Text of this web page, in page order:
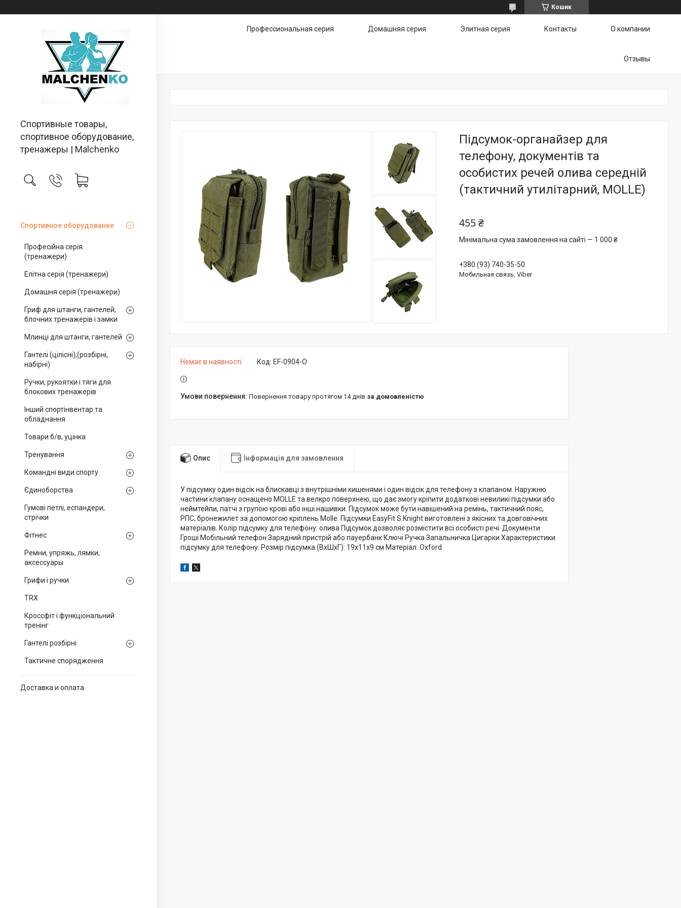
Кошик
Спортивные товары,
спортивное оборудование,
тренажеры | Malchenko
Спортивное оборудование
Професійна серія
(тренажери)
Елітна серія (тренажери)
Домашня серія (тренажери)
Гриф для штанги, гантелей,
блочних тренажерів і замки
Млинці для штанги, гантелей
Гантелі (цілісні);(розбірні,
набірні)
Ручки, рукоятки і тяги для
блокових тренажерів
Інший спортінвентар та
обладнання
Товари б/в, уцінка
Тренування
Командні види спорту
Єдиноборства
Гумові петлі, еспандери,
стрічки
Фітнес
Ремни, упряжь, лямки,
аксессуары
Грифи і ручки
TRX
Кроссфіт і функціональний
тренінг
Гантелі розбірні
Тактичне спорядження
Доставка и оплата
Профессиональная серия Домашняя серия Элитная серия Контакты О компании
Отзывы
Підсумок-органайзер для
телефону, документів та
особистих речей олива середній
(тактичний утилітарний, MOLLE)
455 ₴
Мінімальна сума замовлення на сайті — 1 000 ₴
+380 (93) 740-35-50
Мобильная связь, Viber
Немає в наявності Код: EF-0904-O
повернення товару протягом 14 днів за домовленістю
Опис Інформація для замовлення
У підсумку один відсік на блискавці з внутрішніми кишенями і один відсік для телефону з клапаном. Наружню
частини клапану оснащено MOLLE та велкро поверхнею, що дає змогу кріпити додаткові невиликі підсумки або
неймтейпи, патчі з групою крові або інші нашивки. Підсумок може бути навішений на ремінь, тактичний пояс,
РПС, бронежилет за допомогою кріплень Molle. Підсумки EasyFit S.Knight виготовлені з якісних та довговічних
матеріалів. Колір підсумку для телефону: олива Підсумок дозволяє розмістити всі особисті речі: Документи
Гроші Мобільний телефон Зарядний пристрій або пауербанк Ключі Ручка Запальничка Цигарки Характеристики
підсумку для телефону: Розмір підсумка (ВхШхГ): 19х11х9 см Матеріал: Oxford